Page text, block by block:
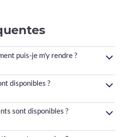
puis-je m'y rendre ?
disponibles ?
sont disponibles ?